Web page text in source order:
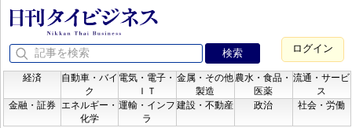
ログイン
経済
自動車・バイ
ク
電気・電子・
ＩＴ
金属・その他
製造
農水・食品・
医薬
流通・サービ
ス
金融・証券
エネルギー・
化学
運輸・インフ
ラ
建設・不動産 政治 社会・労働